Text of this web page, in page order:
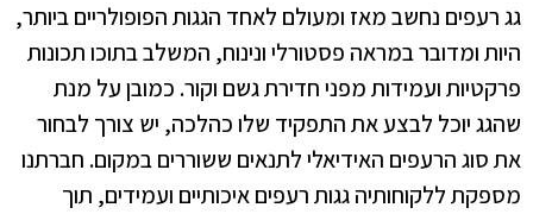
גג רעפים נחשב מאז ומעולם לאחד הגגות הפופולריים ביותר,
היות ומדובר במראה פסטורלי ונינוח, המשלב בתוכו תכונות
פרקטיות ועמידות מפני חדירת גשם וקור. כמובן על מנת
שהגג יוכל לבצע את התפקיד שלו כהלכה, יש צורך לבחור
את סוג הרעפים האידיאלי לתנאים ששוררים במקום. חברתנו
מספקת ללקוחותיה גגות רעפים איכותיים ועמידים, תוך